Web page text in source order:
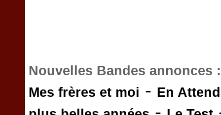
Nouvelles Bandes annonces
Mes frères et moi - En